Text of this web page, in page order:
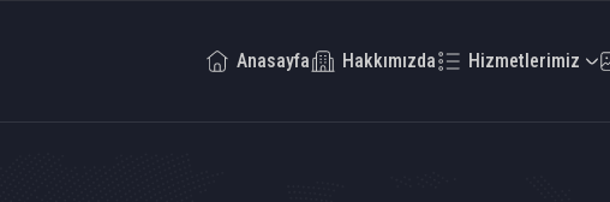
Anasayfa Hakkımızda Hizmetlerimiz